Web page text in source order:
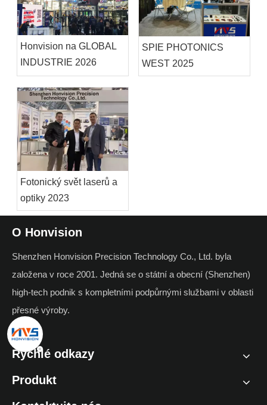
Honvision na GLOBAL
INDUSTRIE 2026
SPIE PHOTONICS
WEST 2025
Fotonický svět laserů a
optiky 2023
O Honvision
Shenzhen Honvision Precision Technology Co., Ltd. byla
založena v roce 2001. Jedná se o státní a obecní (Shenzhen)
high-tech podnik s kompletními podpůrnými službami v oblasti
přesné výroby.
Rychlé odkazy
Produkt